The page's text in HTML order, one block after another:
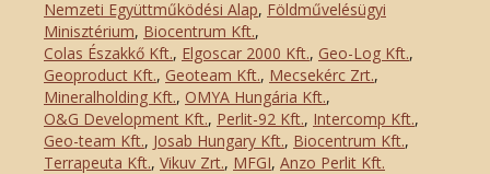
Nemzeti Együttműködési Alap, Földművelésügyi
Minisztérium, Biocentrum Kft.,
Colas Északkő Kft., Elgoscar 2000 Kft., Geo-Log Kft.,
Geoproduct Kft., Geoteam Kft., Mecsekérc Zrt.,
Mineralholding Kft., OMYA Hungária Kft.,
O&G Development Kft., Perlit-92 Kft., Intercomp Kft.,
Geo-team Kft., Josab Hungary Kft., Biocentrum Kft.,
Terrapeuta Kft., Vikuv Zrt., MFGI, Anzo Perlit Kft.